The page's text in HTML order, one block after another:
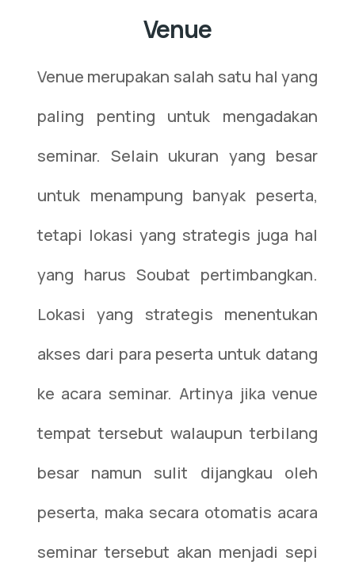
Venue
Venue merupakan salah satu hal yang
paling penting untuk mengadakan
seminar. Selain ukuran yang besar
untuk menampung banyak peserta,
tetapi lokasi yang strategis juga hal
yang harus Soubat pertimbangkan.
Lokasi yang strategis menentukan
akses dari para peserta untuk datang
ke acara seminar. Artinya jika venue
tempat tersebut walaupun terbilang
besar namun sulit dijangkau oleh
peserta, maka secara otomatis acara
seminar tersebut akan menjadi sepi